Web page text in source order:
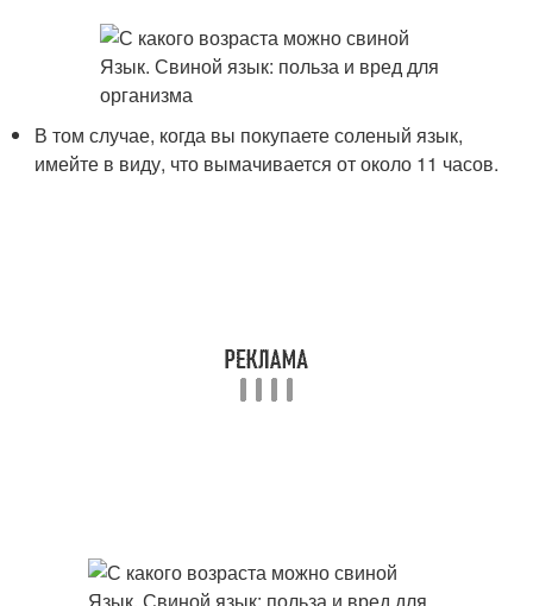
В том случае, когда вы покупаете соленый язык,
имейте в виду, что вымачивается от около 11 часов.